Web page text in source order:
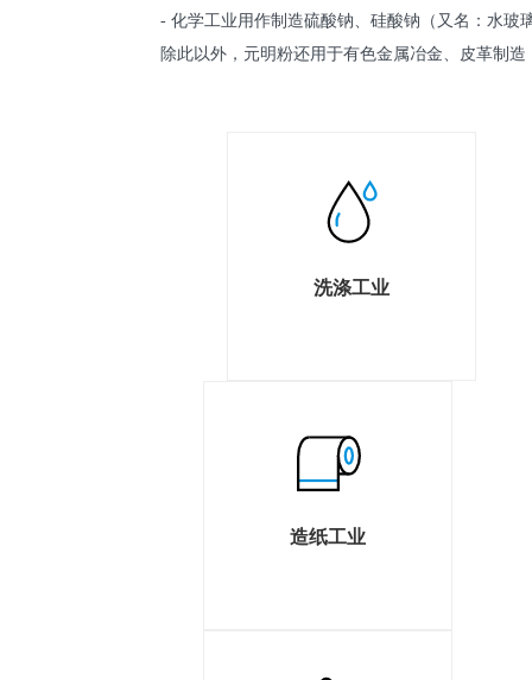
- 化学工业用作制造硫酸钠、硅酸钠（又名：水玻
除此以外，元明粉还用于有色金属冶金、皮革制
洗涤工业
造纸工业